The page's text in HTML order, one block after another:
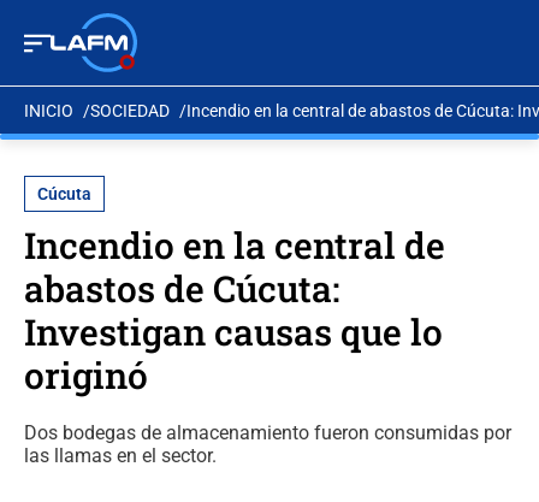
INICIO SOCIEDAD Incendio en la central de abastos de Cúcuta:
Cúcuta
Incendio en la central de
abastos de Cúcuta:
Investigan causas que lo
originó
Dos bodegas de almacenamiento fueron consumidas por
las llamas en el sector.